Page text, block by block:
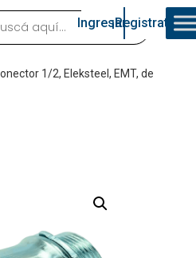
Ingresar¡Registrate!
1/2, Eleksteel, EMT, de